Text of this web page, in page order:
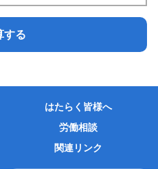
はたらく皆様へ
労働相談
関連リンク